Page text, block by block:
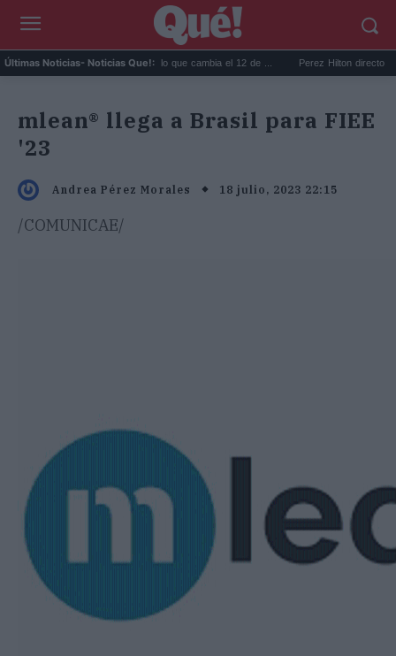
Últimas Noticias- Noticias Que!:
Reciclar cápsulas de café: lo que cambia el 12 de ... Perez Hilton directo
mlean® llega a Brasil para FIEE
'23
Andrea Pérez Morales 18 julio, 2023 22:15
/COMUNICAE/